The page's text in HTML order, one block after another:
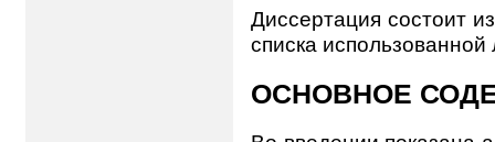
Диссертация состоит
списка
ОСНОВНОЕ